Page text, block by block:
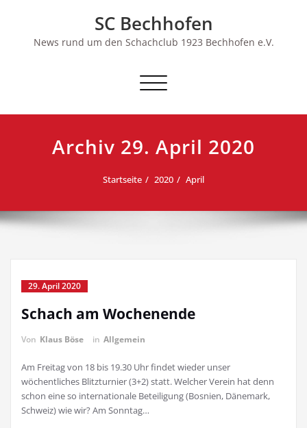
SC Bechhofen
News rund um den Schachclub 1923 Bechhofen e.V.
Schalte
Archiv 29. April 2020
Startseite 2020 April
29. April 2020
Schach am Wochenende
Von Klaus Böse in Allgemein
Am Freitag von 18 bis 19.30 Uhr findet wieder unser
wöchentliches Blitzturnier (3+2) statt. Welcher Verein hat denn
schon eine so internationale Beteiligung (Bosnien, Dänemark,
Schweiz) wie wir? Am Sonntag…